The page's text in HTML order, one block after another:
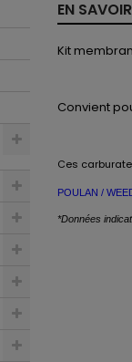
EN
Kit
Convient
Ces
POULAN /
*Données